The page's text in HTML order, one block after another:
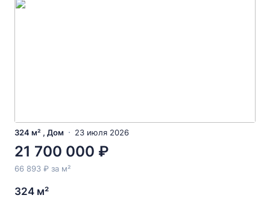
324 м² , Дом 23 июля 2026
21 700 000 ₽
66 893 ₽ за м²
324 м²